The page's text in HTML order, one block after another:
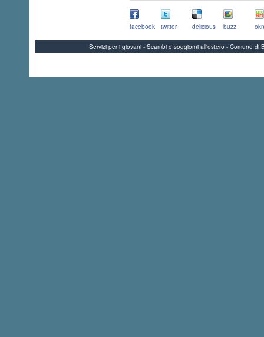
facebook twitter delicious buzz
Servizi per i giovani - Scambi e soggiorni all'estero - Comune